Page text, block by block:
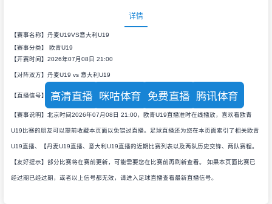
详情
【赛事名称】丹麦U19VS意大利U19
【赛事分类】 欧青U19
【开赛时间】2026年07月08日 21:00
【对阵双方】丹麦U19 vs 意大利U19
【直播信号】 高清直播 咪咕体育 免费直播 腾讯体育
【赛事说明】北京时间2026年07月08日 21:00，欧青U19直播准时在线播放，喜欢看欧青
U19比赛的朋友可以提前收藏本页面以免错过直播。足球直播还为您在本页面索引了相关欧青
U19直播、【丹麦U19直播、意大利U19直播的近期比赛列表以及两队历史交锋、两队赛程。
【友好提示】部分比赛将在赛前更新，可能需要您在比赛前再刷新查看。 如果本页面比赛已
经过期已经过期，或者以上信号都无效，请进入足球直播查看最新直播信号。